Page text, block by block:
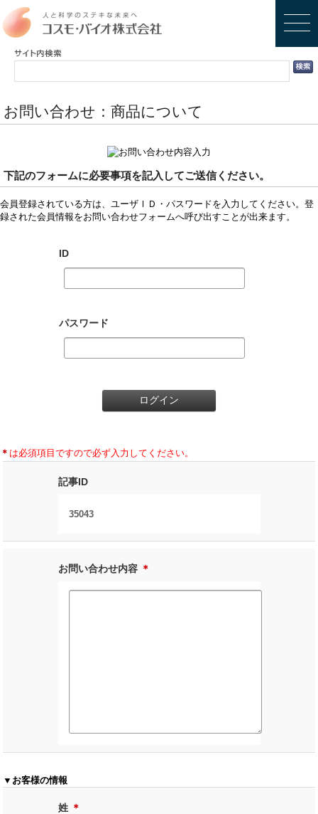
お問い合わせ：商品について
下記のフォームに必要事項を記入してご送信ください。
会員登録されている方は、ユーザＩＤ・パスワードを入力してください。登
録された会員情報をお問い合わせフォームへ呼び出すことが出来ます。
ID
パスワード
＊ は必須項目ですので必ず入力してください。
記事ID
35043
お問い合わせ内容 ＊
▼お客様の情報
姓 ＊